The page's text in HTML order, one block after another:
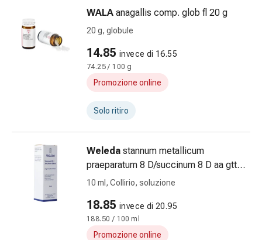
Cerotti
adesivi
Bende,
nastri
accessori
reti
tubolari
medicazione
Ustioni
scottature
WALA anagallis comp. glob fl 20 g
20 g, globule
14.85 invece di 16.55
74.25 / 100 g
Promozione online
Solo ritiro
Weleda stannum metallicum
praeparatum 8 D/succinum 8 D aa gtt
opht fl 10 ml
10 ml, Collirio, soluzione
18.85 invece di 20.95
188.50 / 100 ml
Promozione online